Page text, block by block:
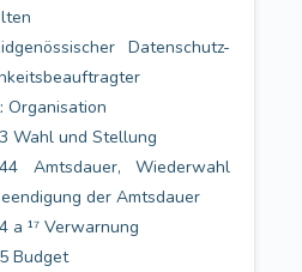
Datenschutz-
Organisation
Wahl und Stellung
Amtsdauer, Wiederwahl
der Amtsdauer
a ¹⁷ Verwarnung
Budget